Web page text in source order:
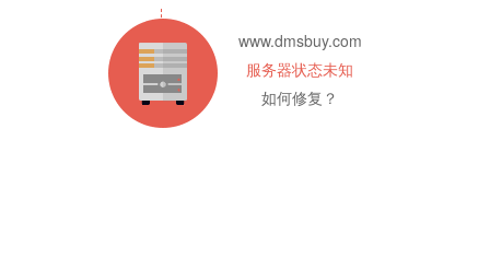
www.dmsbuy.com
服务器状态未知
如何修复？